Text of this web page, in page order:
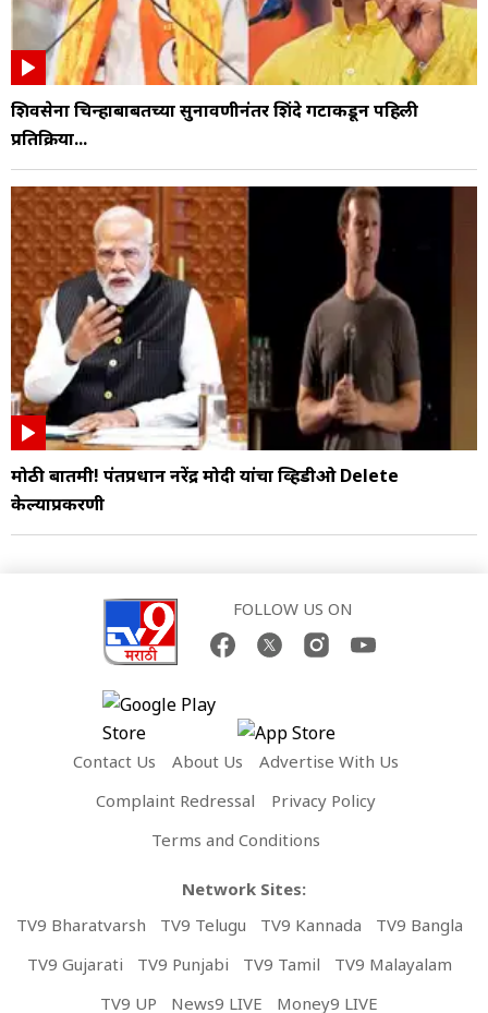
शिवसेना चिन्हाबाबतच्या सुनावणीनंतर शिंदे गटाकडून पहिली
प्रतिक्रिया...
मोठी बातमी! पंतप्रधान नरेंद्र मोदी यांचा व्हिडीओ Delete
केल्याप्रकरणी
FOLLOW US ON
Contact Us About Us
Advertise With Us
Complaint Redressal
Privacy Policy
Terms and Conditions
Network Sites:
TV9 Bharatvarsh
TV9 Telugu TV9 Kannada
TV9 Bangla
TV9 Gujarati
TV9 Punjabi TV9 Tamil
TV9 Malayalam
TV9 UP
News9 LIVE Money9 LIVE